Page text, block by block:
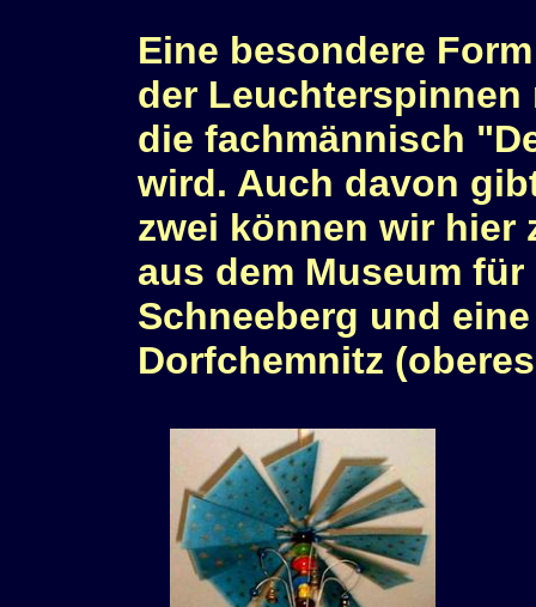
Eine besondere
der Leuchterspinnen
die fachmännisch
wird. Auch davon
zwei können wir hier
aus dem Museum
Schneeberg und
Dorfchemnitz